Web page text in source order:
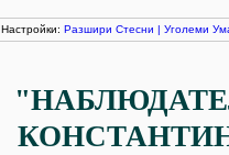
Настройки: Разшири Стесни | Уголеми